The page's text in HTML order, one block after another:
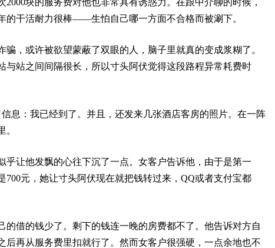
块的服务费对他也非常具有诱惑力。在跟中介聊的时候，
的干活耐力很棒——生怕自己哪一方面不合格而被涮下。
，或许被欲望蒙蔽了双眼的人，脑子里就真的变成浆糊了。
与站之间间隔很长，所以寸头阿伏觉得这段路程异常耗费时
息：我已经到了。并且，还发来几张酒店客房的照片。在一阵
。
乎让他发飘的心往下沉了一点。女客户告诉他，由于是第一
700元，她让寸头阿伏现在就把钱转过来，QQ或者支付宝都
的借的钱少了。剩下的钱连一晚的房费都不了。他告诉对方自
后再从服务费里扣就行了。然而女客户很强硬，一点余地也不